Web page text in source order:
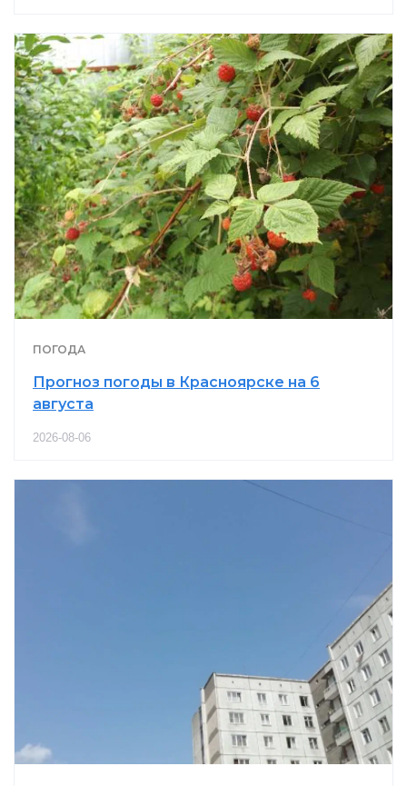
ПОГОДА
Прогноз погоды в Красноярске на 6
августа
2026-08-06